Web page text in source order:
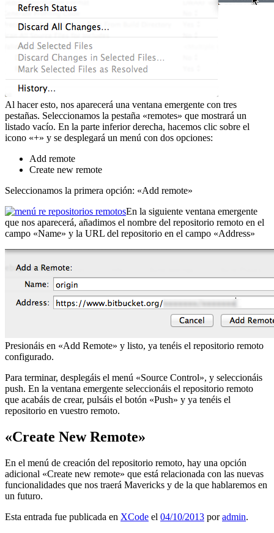
Al hacer esto, nos aparecerá una ventana emergente con tres
pestañas. Seleccionamos la pestaña «remotes» que mostrará un
listado vacío. En la parte inferior derecha, hacemos clic sobre el
icono «+» y se desplegará un menú con dos opciones:
Add remote
Create new remote
Seleccionamos la primera opción: «Add remote»
En la siguiente ventana emergente
que nos aparecerá, añadimos el nombre del repositorio remoto en el
campo «Name» y la URL del repositorio en el campo «Address»
Presionáis en «Add Remote» y listo, ya tenéis el repositorio remoto
configurado.
Para terminar, desplegáis el menú «Source Control», y seleccionáis
push. En la ventana emergente seleccionáis el repositorio remoto
que acabáis de crear, pulsáis el botón «Push» y ya tenéis el
repositorio en vuestro remoto.
«Create New Remote»
En el menú de creación del repositorio remoto, hay una opción
adicional «Create new remote» que está relacionada con las nuevas
funcionalidades que nos traerá Mavericks y de la que hablaremos en
un futuro.
Esta entrada fue publicada en XCode el 04/10/2013 poradmin.